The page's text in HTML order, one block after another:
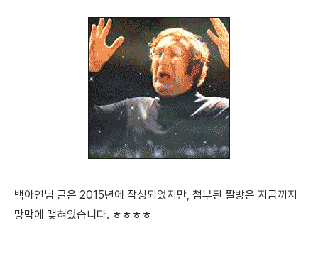
백아연님 글은 2015년에 작성되었지만, 첨부된 짤방은 지금까지
망막에 맺혀있습니다. ㅎㅎㅎㅎ